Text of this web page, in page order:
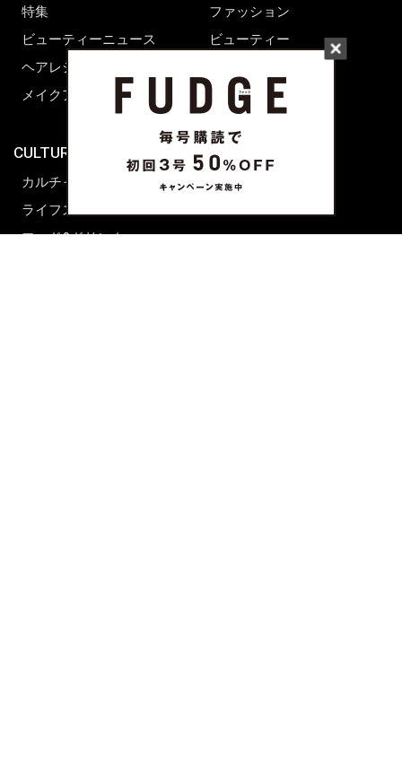
特集
ビューティーニュース
ヘアレシピ ストーリーズ
メイクアップティップス
CULTURE & LIFE
カルチャー
ライフスタイル
フード&ドリンク
ファッション
ビューティー
ライフスタイル